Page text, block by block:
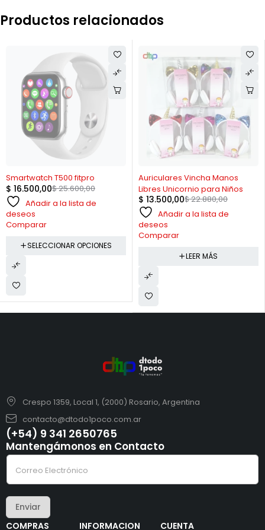
Productos relacionados
Smartwatch T500 fitpro
$25.600,00
$ 16.500,00
Añadir a la lista de
deseos
Comparar
SELECCIONAR OPCIONES
Auriculares Vincha Manos
Libres Unicornio para Niños
$22.880,00
$ 13.500,00
Añadir a la lista de
deseos
Comparar
LEER MÁS
Crespo 1359, Local 1, (2000) Rosario, Argentina
contacto@dtodo1poco.com.ar
(+54) 9 341 2650765
COMPRAS INFORMACION CUENTA
Mantengámonos en Contacto
e
l
c
r
n
C
e
e
Enviar